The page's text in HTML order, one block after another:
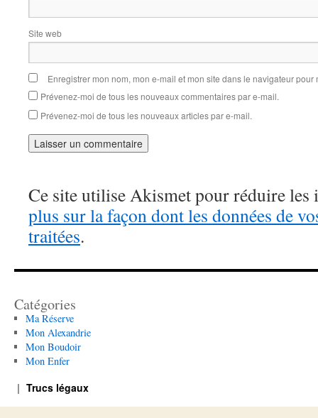
Site web
Enregistrer mon nom, mon e-mail et mon site dans le navigateur
Prévenez-moi de tous les nouveaux commentaires par e-mail.
Prévenez-moi de tous les nouveaux articles par e-mail.
Ce site utilise Akismet pour réduire les
plus sur la façon dont les données de
traitées.
Catégories
Ma Réserve
Mon Alexandrie
Mon Boudoir
Mon Enfer
Trucs légaux